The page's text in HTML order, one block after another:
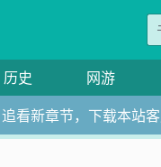
历史 网游
追看新章节，下载本站